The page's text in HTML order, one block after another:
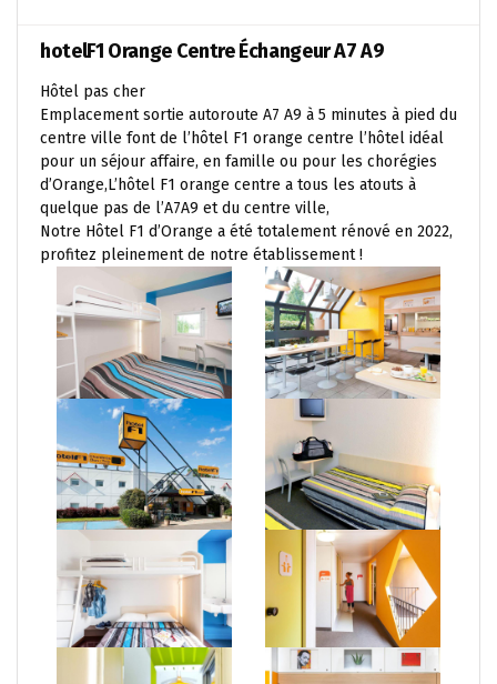
hotelF1 Orange Centre Échangeur A7 A9
Hôtel pas cher
Emplacement sortie autoroute A7 A9 à 5 minutes à pied du
centre ville font de l’hôtel F1 orange centre l’hôtel idéal
pour un séjour affaire, en famille ou pour les chorégies
d’Orange,L’hôtel F1 orange centre a tous les atouts à
quelque pas de l’A7A9 et du centre ville,
Notre Hôtel F1 d’Orange a été totalement rénové en 2022,
profitez pleinement de notre établissement !